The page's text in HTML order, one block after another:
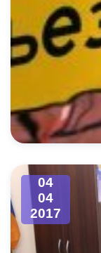
04
04
2017